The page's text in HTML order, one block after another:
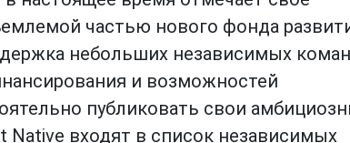
частью нового фонда
небольших независимых
и возможностей
публиковать свои
Native входят в список независимых